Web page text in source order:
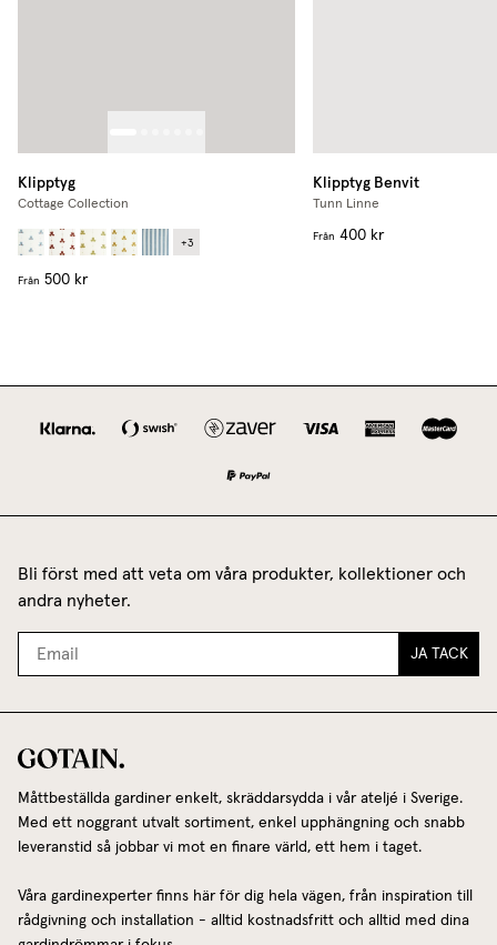
Klipptyg
Cottage Collection
+3
Från 500 kr
Klipptyg Benvit
Tunn Linne
Från 400 kr
Bli först med att veta om våra produkter, kollektioner och
andra nyheter.
JA TACK
Måttbeställda gardiner enkelt, skräddarsydda i vår ateljé i Sverige.
Med ett noggrant utvalt sortiment, enkel upphängning och snabb
leveranstid så jobbar vi mot en finare värld, ett hem i taget.
Våra gardinexperter finns här för dig hela vägen, från inspiration till
rådgivning och installation - alltid kostnadsfritt och alltid med dina